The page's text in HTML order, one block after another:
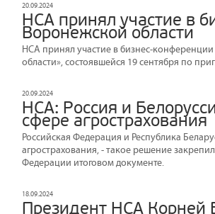
20.09.2024
НСА принял участие в
Воронежской области
НСА принял участие в бизнес-
области», состоявшейся 19 сентября по
20.09.2024
НСА: Россия и
сфере агрострахования
Российская Федерация и Республика
агрострахования, - такое решение
Федерации итоговом документе.
18.09.2024
Президент НСА